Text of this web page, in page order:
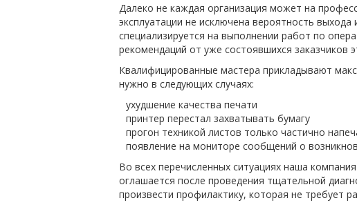
Далеко не каждая организация может на
эксплуатации не исключена вероятность
специализируется на выполнении работ по
рекомендаций от уже состоявшихся заказчиков
Квалифицированные мастера прикладывают
нужно в следующих случаях:
ухудшение качества печати
принтер перестал захватывать бумагу
прогон техникой листов только частично
появление на мониторе сообщений о
Во всех перечисленных ситуациях наша
оглашается после проведения тщательной
произвести профилактику, которая не требует